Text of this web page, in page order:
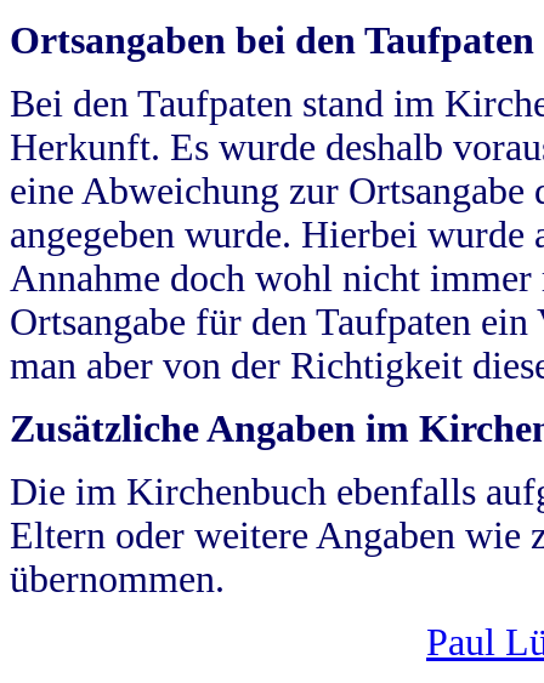
Ortsangaben bei den Taufpaten
Bei den Taufpaten stand im
Herkunft. Es wurde deshalb
eine Abweichung zur
angegeben wurde. Hierbei wurde
Annahme doch wohl nicht
Ortsangabe für den Taufpaten
man aber von der Richtigkeit
Zusätzliche Angaben im
Die im Kirchenbuch ebenfalls
Eltern oder weitere Angaben wie
übernommen.
Paul